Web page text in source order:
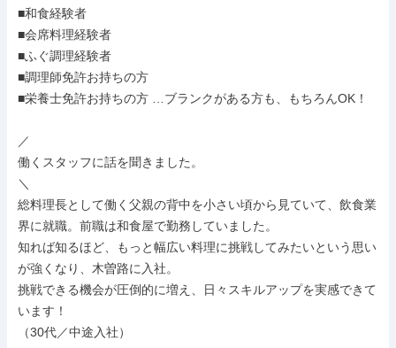
■和食経験者
■会席料理経験者
■ふぐ調理経験者
■調理師免許お持ちの方
■栄養士免許お持ちの方 …ブランクがある方も、もちろんOK！
／
働くスタッフに話を聞きました。
＼
総料理長として働く父親の背中を小さい頃から見ていて、飲食業
界に就職。前職は和食屋で勤務していました。
知れば知るほど、もっと幅広い料理に挑戦してみたいという思い
が強くなり、木曽路に入社。
挑戦できる機会が圧倒的に増え、日々スキルアップを実感できて
います！
（30代／中途入社）